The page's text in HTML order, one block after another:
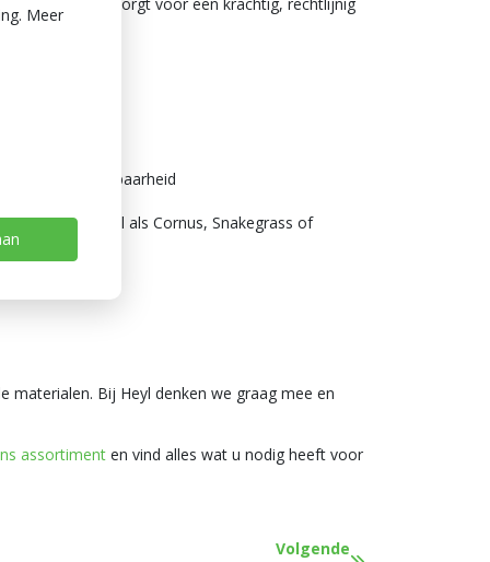
goede houdbaarheid
als Cornus, Snakegrass of
materialen. Bij Heyl denken we graag mee en
assortiment en vind alles wat u nodig heeft voor
Volgende
Meer